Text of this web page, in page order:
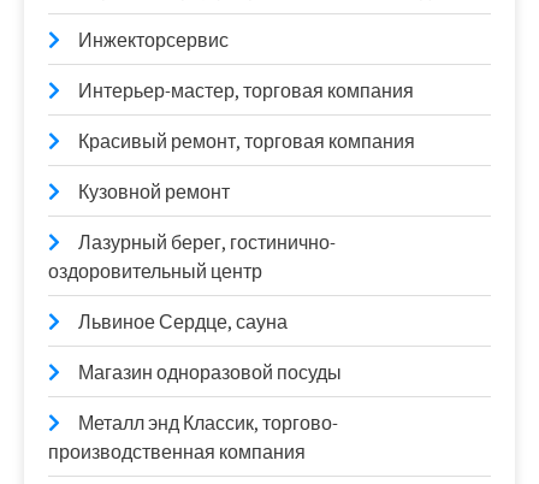
Инжекторсервис
Интерьер-мастер, торговая компания
Красивый ремонт, торговая компания
Кузовной ремонт
Лазурный берег, гостинично-
оздоровительный центр
Львиное Сердце, сауна
Магазин одноразовой посуды
Металл энд Классик, торгово-
производственная компания